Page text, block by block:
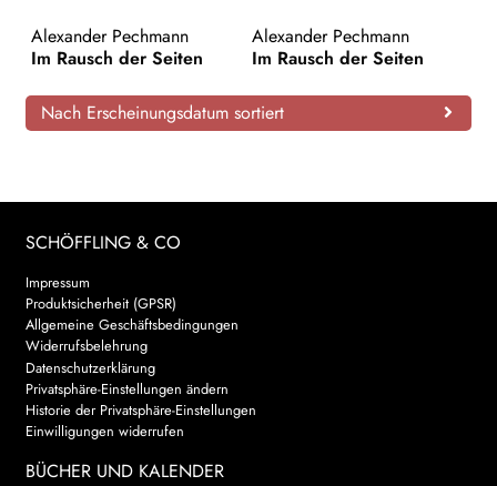
AKTUELLES
NEWSLETTER
Search:
Alexander Pechmann
Im Rausch der Seiten
Alexander Pechmann
Im Rausch der Seiten
Nach Erscheinungsdatum sortiert
SCHÖFFLING & CO
Impressum
Produktsicherheit (GPSR)
Allgemeine Geschäftsbedingungen
Widerrufsbelehrung
Datenschutzerklärung
Privatsphäre-Einstellungen ändern
Historie der Privatsphäre-Einstellungen
Einwilligungen widerrufen
BÜCHER UND KALENDER